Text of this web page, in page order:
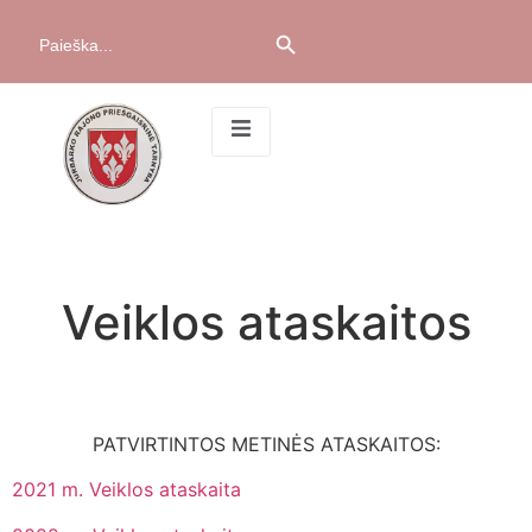
for:
Veiklos ataskaitos
PATVIRTINTOS METINĖS ATASKAITOS:
2021 m. Veiklos ataskaita